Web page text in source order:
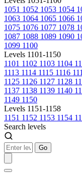
1051 1052 1053 1054
1063 1064 1065 1066
1075 1076 1077 1078
1087 1088 1089 1090
1099 1100
Levels 1101-1150
1101 1102 1103 1104
1113 1114 1115 1116
1125 1126 1127 1128
1137 1138 1139 1140
1149 1150
Levels 1151-1158
1151 1152 1153 1154
Search levels
Go